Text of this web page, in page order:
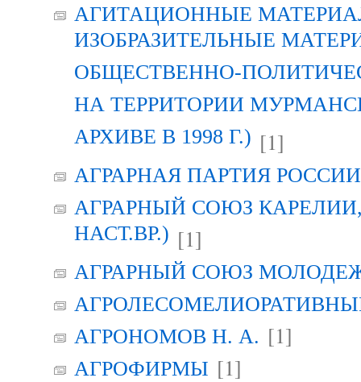
АГИТАЦИОННЫЕ
ИЗОБРАЗИТЕЛЬНЫЕ
ОБЩЕСТВЕННО-
НА ТЕРРИТОРИИ
АРХИВЕ В 1998 Г.) [1]
АГРАРНАЯ ПАРТИЯ РОССИИ
АГРАРНЫЙ СОЮЗ КАРЕЛИИ,
НАСТ.ВР.) [1]
АГРАРНЫЙ СОЮЗ
АГРОНОМОВ Н. А. [1]
АГРОФИРМЫ [1]